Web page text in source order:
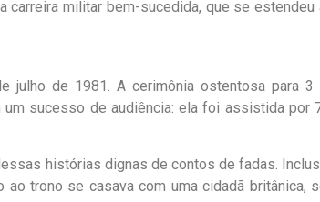
carreira militar bem-sucedida, que se estendeu
julho de 1981. A cerimônia ostentosa para 3
sucesso de audiência: ela foi assistida por
histórias dignas de contos de fadas.
trono se casava com uma cidadã britânica,